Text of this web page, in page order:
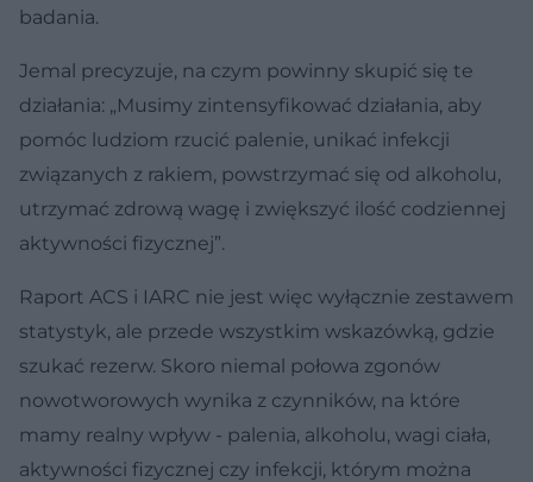
badania.
Jemal precyzuje, na czym powinny skupić się te
działania: „Musimy zintensyfikować działania, aby
pomóc ludziom rzucić palenie, unikać infekcji
związanych z rakiem, powstrzymać się od alkoholu,
utrzymać zdrową wagę i zwiększyć ilość codziennej
aktywności fizycznej”.
Raport ACS i IARC nie jest więc wyłącznie zestawem
statystyk, ale przede wszystkim wskazówką, gdzie
szukać rezerw. Skoro niemal połowa zgonów
nowotworowych wynika z czynników, na które
mamy realny wpływ - palenia, alkoholu, wagi ciała,
aktywności fizycznej czy infekcji, którym można